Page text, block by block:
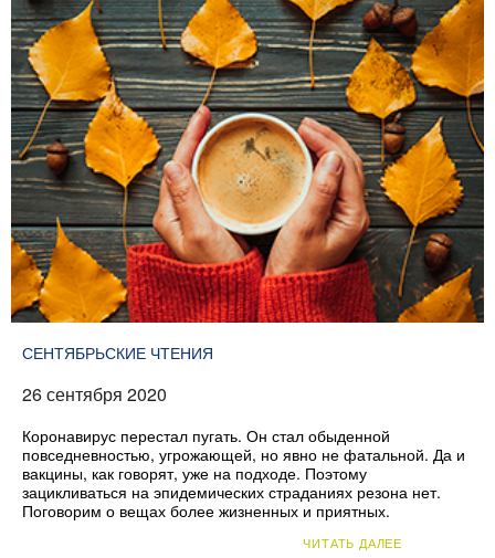
СЕНТЯБРЬСКИЕ ЧТЕНИЯ
26 сентября 2020
Коронавирус перестал пугать. Он стал обыденной
повседневностью, угрожающей, но явно не фатальной. Да и
вакцины, как говорят, уже на подходе. Поэтому
зацикливаться на эпидемических страданиях резона нет.
Поговорим о вещах более жизненных и приятных.
ЧИТАТЬ ДАЛЕЕ